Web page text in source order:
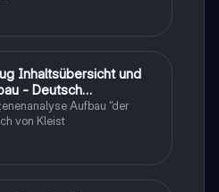
Inhaltsübersicht und
- Deutsch
Aufbau “der
von Kleist